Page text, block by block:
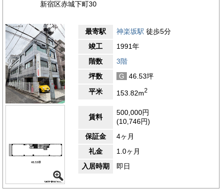
新宿区赤城下町30
最寄駅 神楽坂駅 徒歩5分
竣工
1991年
階数
3階
坪数
G
46.53坪
平米
153.82m2
賃料
500,000円
(10,746円)
保証金
4ヶ月
礼金
1.0ヶ月
入居時期
即日